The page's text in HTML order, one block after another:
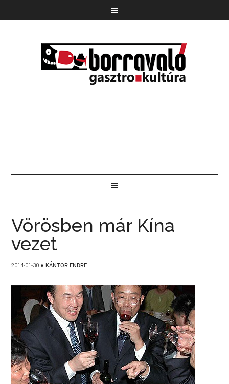
Vörösben már Kína
vezet
2014-01-30 ● KÁNTOR ENDRE